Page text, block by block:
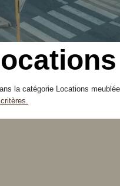
la catégorie Locations